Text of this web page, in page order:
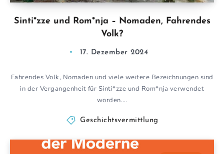
Sinti*zze und Rom*nja – Nomaden, Fahrendes
Volk?
17. Dezember 2024
Fahrendes Volk, Nomaden und viele weitere Bezeichnungen sind
in der Vergangenheit für Sinti*zze und Rom*nja verwendet
worden….
Geschichtsvermittlung